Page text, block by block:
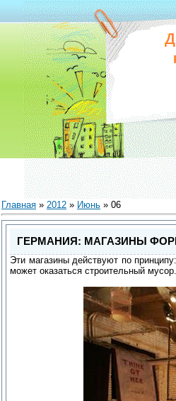
Главная » 2012 » Июнь » 06
ГЕРМАНИЯ: МАГАЗИНЫ
Эти магазины действуют по
может оказаться строительный мусор.